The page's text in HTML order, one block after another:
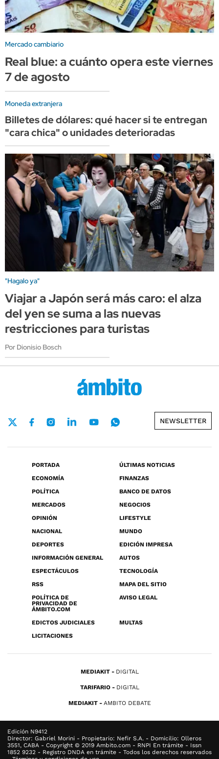
Mercado cambiario
Real blue: a cuánto opera este viernes
7 de agosto
Moneda extranjera
Billetes de dólares: qué hacer si te entregan
"cara chica" o unidades deterioradas
"Hagalo ya"
Viajar a Japón será más caro: el alza
del yen se suma a las nuevas
restricciones para turistas
Por Dionisio Bosch
NEWSLETTER
PORTADA
ÚLTIMAS NOTICIAS
ECONOMÍA
FINANZAS
POLÍTICA
BANCO DE DATOS
MERCADOS
NEGOCIOS
OPINIÓN
LIFESTYLE
NACIONAL
MUNDO
DEPORTES
EDICIÓN IMPRESA
INFORMACIÓN GENERAL
AUTOS
ESPECTÁCULOS
TECNOLOGÍA
RSS
MAPA DEL SITIO
POLÍTICA DE
PRIVACIDAD DE
ÁMBITO.COM
AVISO LEGAL
EDICTOS JUDICIALES
MULTAS
LICITACIONES
MEDIAKIT DIGITAL
TARIFARIO DIGITAL
MEDIAKIT AMBITO DEBATE
Edición N9412
Director: Gabriel Morini - Propietario: Nefir S.A. - Domicilio: Olleros
3551, CABA - Copyright © 2019 Ambito.com - RNPI En trámite - Issn
1852 9232 - Registro DNDA en trámite - Todos los derechos reservados